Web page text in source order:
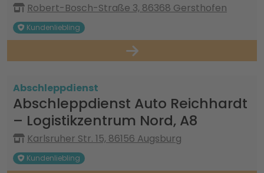
Robert-Bosch-Straße 3, 86368 Gersthofen
Kundenliebling
Abschleppdienst
Abschleppdienst Auto Reichhardt
– Logistikzentrum Nord, A8
Karlsruher Str. 15, 86156 Augsburg
Kundenliebling